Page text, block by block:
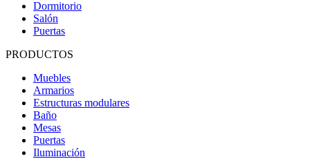
Dormitorio
Salón
Puertas
PRODUCTOS
Muebles
Armarios
Estructuras modulares
Baño
Mesas
Puertas
Iluminación